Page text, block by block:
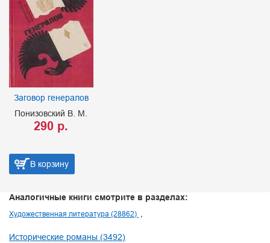
Заговор генералов
Понизовский В. М.
290 р.
В корзину
Аналогичные книги смотрите в разделах:
Художественная литература (28862)
Исторические романы (3492)